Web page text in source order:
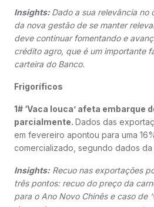
Insights: Dado a sua relevância no
da nova gestão de se manter
deve continuar fomentando e
crédito agro, que é um importante
carteira do Banco.
Frigoríficos
1# ‘Vaca louca’ afeta embarque
parcialmente. Dados das
em fevereiro apontou para uma
comercializado, segundo dados
Insights: Recuo nas exportações
três pontos: recuo do preço da
para o Ano Novo Chinês e caso de